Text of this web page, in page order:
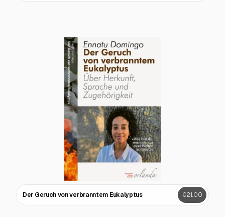
Der Geruch von verbranntem Eukalyptus €21.00